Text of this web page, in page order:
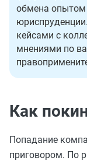
обмена опытом
кейсами с
мнениями по
Как
Попадание
приговором. По